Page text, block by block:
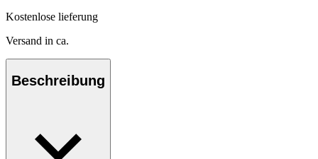
Kostenlose lieferung
Versand in ca.
Beschreibung